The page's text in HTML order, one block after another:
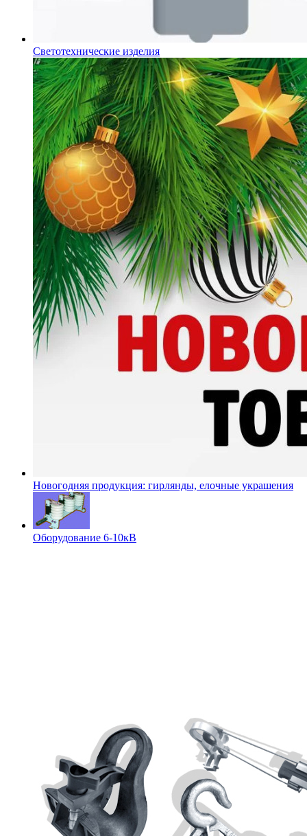
Светотехнические изделия
Новогодняя продукция: гирлянды, елочные украшения
Оборудование 6-10кВ